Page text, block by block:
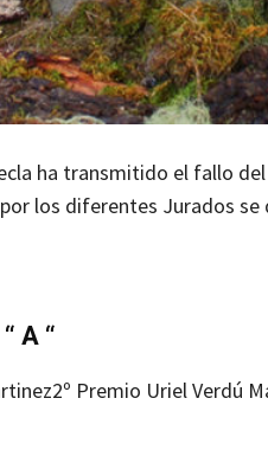
ha transmitido el fallo
los diferentes Jurados
A “
2º Premio Uriel Verdú